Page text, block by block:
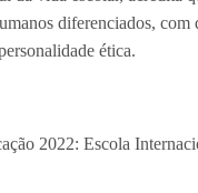
diferenciados,
ética.